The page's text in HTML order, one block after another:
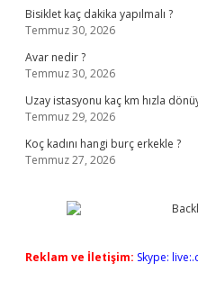
Bisiklet kaç dakika yapılmalı ?
Temmuz 30, 2026
Avar nedir ?
Temmuz 30, 2026
Uzay istasyonu kaç km hızla
Temmuz 29, 2026
Koç kadını hangi burç erkekle ?
Temmuz 27, 2026
Reklam ve İletişim: Skype: